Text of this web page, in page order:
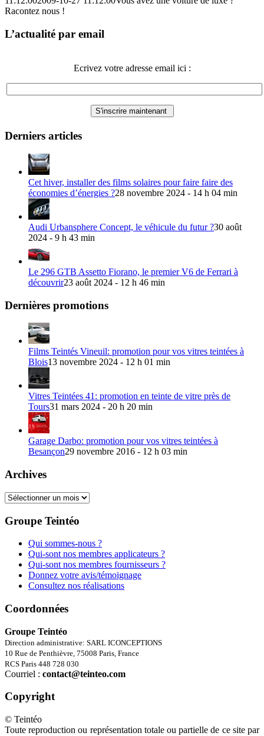
Racontez nous !
L’actualité par email
Ecrivez votre adresse email ici :
Derniers articles
Cet hiver, installer des films solaires pour faire faire des
économies d’énergies ?28 novembre 2024 - 14 h 04 min
Audi Urbansphere Concept, le véhicule du futur ?30 août
2024 - 9 h 43 min
Le 296 GTB Assetto Fiorano, le premier V6 de Ferrari à
découvrir23 août 2024 - 12 h 46 min
Dernières promotions
Films Teintés Vineuil: promotion pour vos vitres teintées à
Blois13 novembre 2024 - 12 h 01 min
Vitres Teintées 41: promotion en teinte de vitre près de
Tours31 mars 2024 - 20 h 20 min
Garage Darbo: promotion pour vos vitres teintées à
Besançon29 novembre 2016 - 12 h 03 min
Archives
Archives
Groupe Teintéo
Qui sommes-nous ?
Qui-sont nos membres applicateurs ?
Qui-sont nos membres fournisseurs ?
Donnez votre avis/témoignage
Consultez nos réalisations
Coordonnées
Groupe Teintéo
Direction administrative: SARL ICONCEPTIONS
10 Rue de Penthièvre, 75008 Paris, France
RCS Paris 448 728 030
Courriel : contact@teinteo.com
Copyright
© Teintéo
Toute reproduction ou représentation totale ou partielle de ce site par